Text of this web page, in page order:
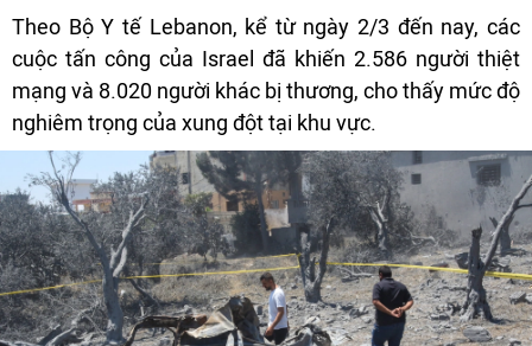
Theo Bộ Y tế Lebanon, kể từ ngày 2/3 đến nay, các
cuộc tấn công của Israel đã khiến 2.586 người thiệt
mạng và 8.020 người khác bị thương, cho thấy mức độ
nghiêm trọng của xung đột tại khu vực.